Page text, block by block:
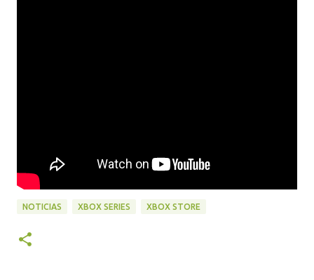
NOTICIAS XBOX SERIES XBOX STORE